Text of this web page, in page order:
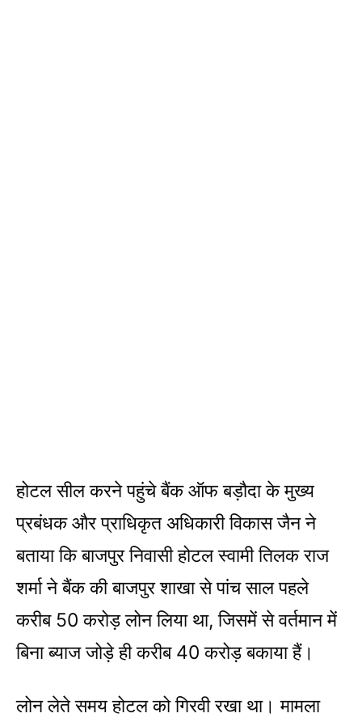
होटल सील करने पहुंचे बैंक ऑफ बड़ौदा के मुख्य
प्रबंधक और प्रा​धिकृत अधिकारी विकास जैन ने
बताया कि बाजपुर निवासी होटल स्वामी तिलक राज
शर्मा ने बैंक की बाजपुर शाखा से पांच साल पहले
करीब 50 करोड़ लोन लिया था, जिसमें से वर्तमान में
बिना​ ब्याज जोड़े ही करीब 40 करोड़ बकाया हैं।
लोन​ लेते समय होटल को गिरवी रखा था। मामला